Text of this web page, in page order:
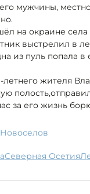
мужчины,
на окраине села
выстрелил в
из пуль попала в
жителя
полость,
за его жизнь
Северная Осетия